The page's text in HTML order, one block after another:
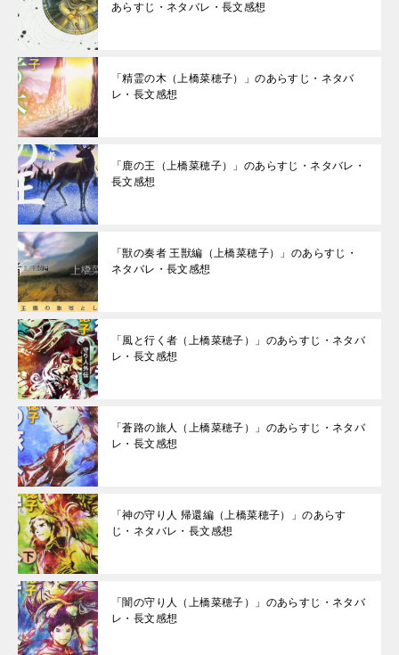
あらすじ・ネタバレ・長文感想
「精霊の木（上橋菜穂子）」のあらすじ・ネタバ
レ・長文感想
「鹿の王（上橋菜穂子）」のあらすじ・ネタバレ・
長文感想
「獣の奏者 王獣編（上橋菜穂子）」のあらすじ・
ネタバレ・長文感想
「風と行く者（上橋菜穂子）」のあらすじ・ネタバ
レ・長文感想
「蒼路の旅人（上橋菜穂子）」のあらすじ・ネタバ
レ・長文感想
「神の守り人 帰還編（上橋菜穂子）」のあらす
じ・ネタバレ・長文感想
「闇の守り人（上橋菜穂子）」のあらすじ・ネタバ
レ・長文感想